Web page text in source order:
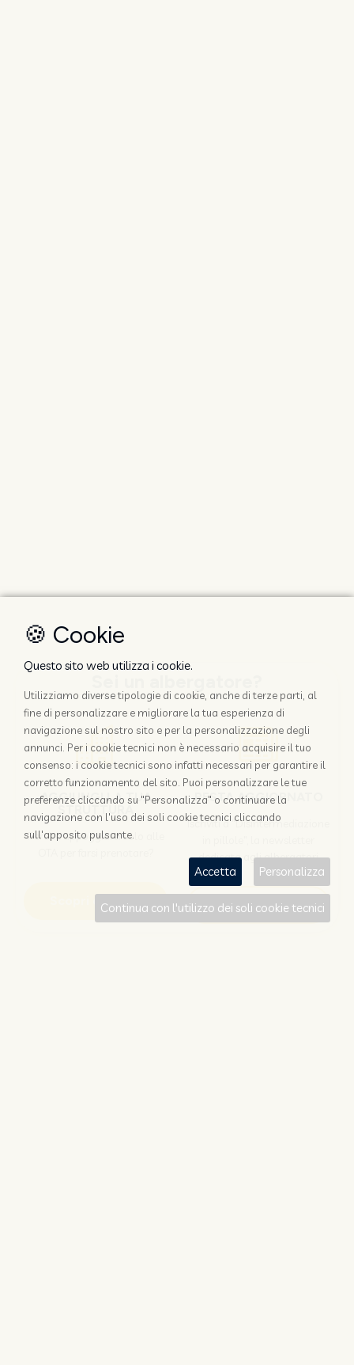
AGGIUNGI LA TUA
Perchè appoggiarsi solo alle
Scopri come
RESTA AGGIORNATO
Iscriviti a "Disintermediazione
dedicata agli albergatori
Iscriviti
🍪 Cookie
Questo sito web utilizza i cookie.
Utilizziamo diverse tipologie di cookie, anche di terze parti, al
fine di personalizzare e migliorare la tua esperienza di
navigazione sul nostro sito e per la personalizzazione degli
annunci. Per i cookie tecnici non è necessario acquisire il tuo
consenso: i cookie tecnici sono infatti necessari per garantire il
corretto funzionamento del sito. Puoi personalizzare le tue
preferenze cliccando su "Personalizza" o continuare la
navigazione con l'uso dei soli cookie tecnici cliccando
sull'apposito pulsante.
Accetta Personalizza
Continua con l'utilizzo dei soli cookie tecnici